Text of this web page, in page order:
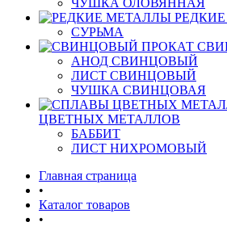
ЧУШКА ОЛОВЯННАЯ
СУРЬМА
АНОД СВИНЦОВЫЙ
ЛИСТ СВИНЦОВЫЙ
ЧУШКА СВИНЦОВАЯ
ЦВЕТНЫХ МЕТАЛЛОВ
БАББИТ
ЛИСТ НИХРОМОВЫЙ
Главная страница
•
Каталог товаров
•